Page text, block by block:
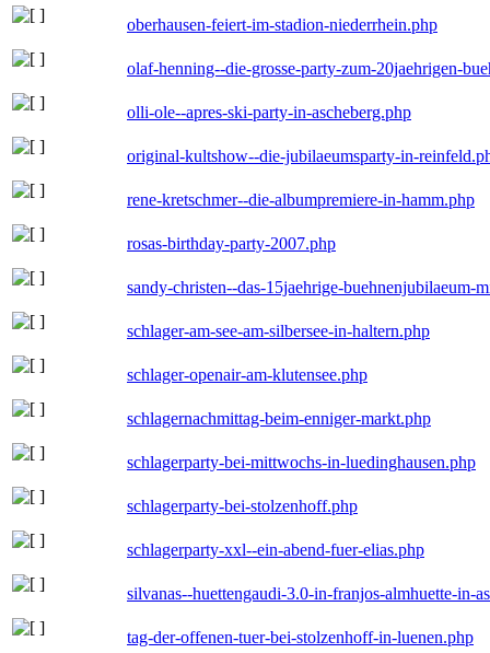
oberhausen-feiert-im-stadion-niederrhein.php
olaf-henning--die-grosse-party-zum-20jaehrigen-
olli-ole--apres-ski-party-in-ascheberg.php
original-kultshow--die-jubilaeumsparty-in-
rene-kretschmer--die-albumpremiere-in-hamm.php
rosas-birthday-party-2007.php
sandy-christen--das-15jaehrige-buehnenjubilaeum-
schlager-am-see-am-silbersee-in-haltern.php
schlager-openair-am-klutensee.php
schlagernachmittag-beim-enniger-markt.php
schlagerparty-bei-mittwochs-in-luedinghausen.php
schlagerparty-bei-stolzenhoff.php
schlagerparty-xxl--ein-abend-fuer-elias.php
silvanas--huettengaudi-3.0-in-franjos-almhuette-in-
tag-der-offenen-tuer-bei-stolzenhoff-in-luenen.php